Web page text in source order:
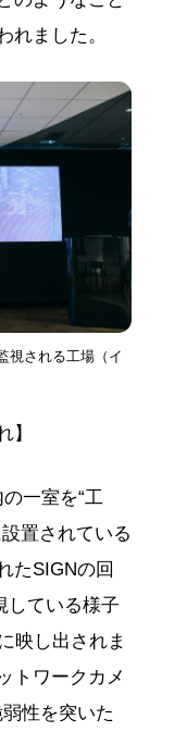
れました。
視される工場（イ
】
一室を“工
置されている
たSIGNの回
している様子
映し出されま
トワークカメ
性を突いた